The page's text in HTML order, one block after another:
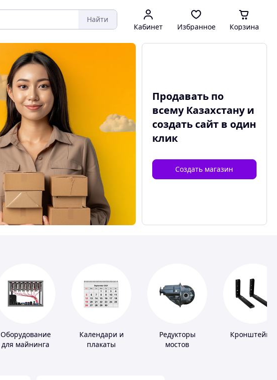
Найти
Кабинет Избранное Корзина
Продавать по
всему Казахстану и
создать сайтв один
клик
Создать магазин
Оборудование
для майнинга
Календари и
плакаты
Редукторы
мостов
Кронштейны